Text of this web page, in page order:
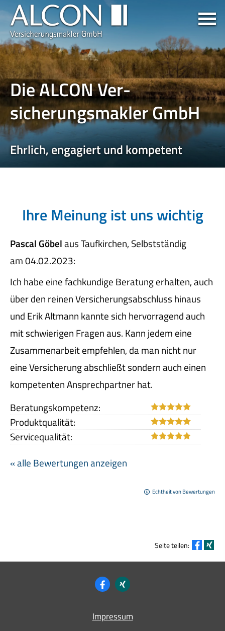
Die ALCON Ver­
sicherungs­makler GmbH
Ehrlich, engagiert und kompetent
Ihre Meinung ist uns wichtig
Pascal Göbelaus Taufkirchen, Selbstständig
am 04.02.2023:
Ich habe eine fachkundige Beratung erhalten, auch
über den reinen Versicherungsabschluss hinaus
und Erik Altmann kannte sich hervorragend auch
mit schwierigen Fragen aus. Kann jedem eine
Zusammenarbeit empfehlen, da man nicht nur
eine Versicherung abschließt sondern auch einen
kompetenten Ansprechpartner hat.
Beratungskompetenz:
Produktqualität:
Servicequalität:
« alle Bewertungen anzeigen
Echtheit von Bewertungen
Seite teilen:
Impressum